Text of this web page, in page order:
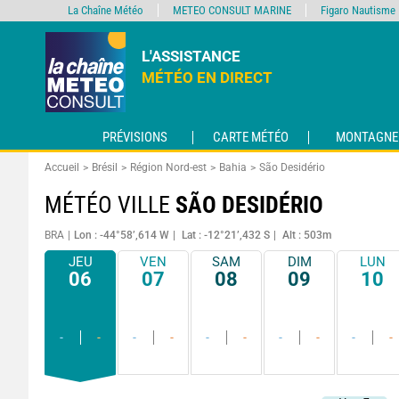
L'ASSISTANCE
MÉTÉO EN DIRECT
PRÉVISIONS CARTE MÉTÉO MONTAGNE
Accueil Brésil Région Nord-est Bahia São Desidério
MÉTÉO VILLE SÃO DESIDÉRIO
BRA Lon : -44°58’,614 W Lat : -12°21’,432 S Alt : 503m
JEU
06
- -
VEN
07
- -
SAM
08
- -
DIM
09
- -
LUN
10
- -
La Chaîne Météo METEO CONSULT MARINE Figaro Nautisme